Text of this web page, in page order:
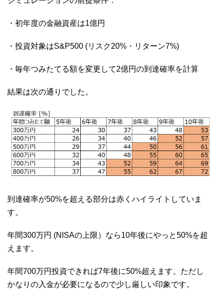
・初年度の金融資産は1億円
・投資対象はS&P500 (リスク20%・リターン7%)
・毎年つみたてる額を変更して2億円の到達確率を計算
結果は次の通りでした。
到達確率が50%を超える部分は赤くハイライトしていま
す。
年間300万円 (NISAの上限）なら10年後にやっと50%を超
えます。
年間700万円投資できれば7年後に50%超えます。ただし
かなりの入金が必要になるので少し厳しい印象です。